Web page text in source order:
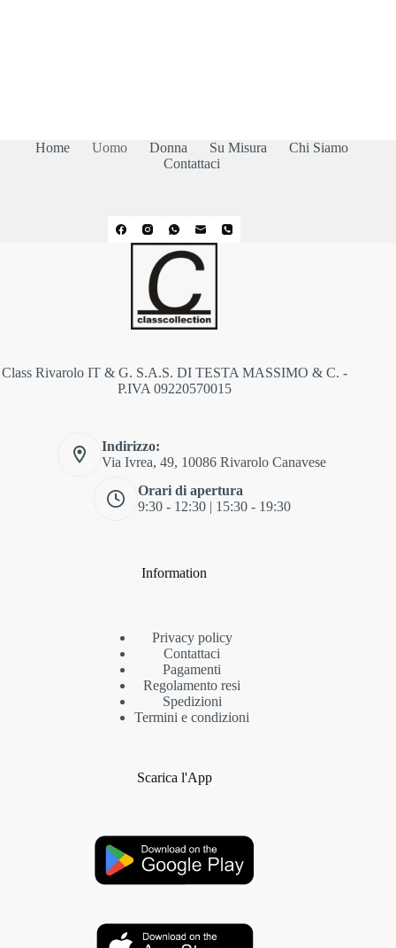
Home Uomo Donna Su Misura
Chi Siamo
Contattaci
Class Rivarolo IT & G. S.A.S. DI TESTA MASSIMO & C. -
P.IVA 09220570015
Indirizzo:
Via Ivrea, 49, 10086 Rivarolo Canavese
Orari di apertura
9:30 - 12:30 | 15:30 - 19:30
Information
Privacy policy
Contattaci
Pagamenti
Regolamento resi
Spedizioni
Termini e condizioni
Scarica l'App